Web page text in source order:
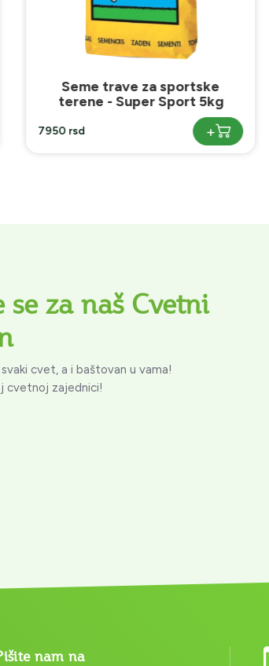
Seme trave za sportske
terene 10kg DLF
se za naš Cvetni
cvet, a i baštovan u vama!
cvetnoj zajednici!
nam na